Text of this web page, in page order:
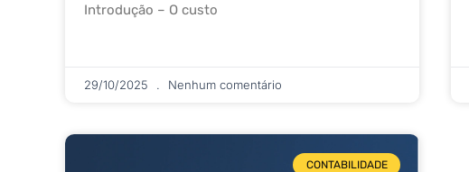
Introdução – O custo
29/10/2025 Nenhum comentário
CONTABILIDADE